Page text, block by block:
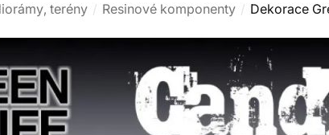
terény Resinové komponenty Dekorace